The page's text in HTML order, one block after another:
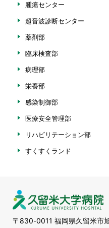
腫瘍センター
超音波診断センター
薬剤部
臨床検査部
病理部
栄養部
感染制御部
医療安全管理部
リハビリテーション部
すくすくランド
〒830-0011 福岡県久留米市